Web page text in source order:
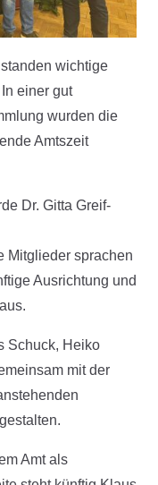
wichtige
einer gut
wurden die
Amtszeit
Dr. Gitta Greif-
Mitglieder sprachen
Ausrichtung und
Schuck, Heiko
mit der
Amt als